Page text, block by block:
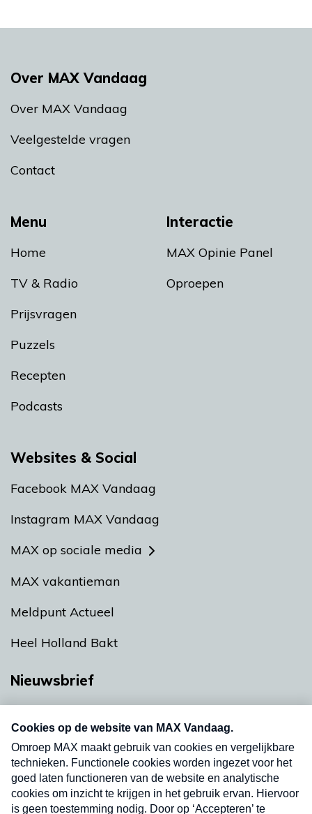
Menu
Home
TV & Radio
Prijsvragen
Puzzels
Recepten
Podcasts
Interactie
MAX Opinie Panel
Oproepen
Over MAX Vandaag
Over MAX Vandaag
Veelgestelde vragen
Contact
Websites & Social
Facebook MAX Vandaag
Instagram MAX Vandaag
MAX op sociale media
MAX vakantieman
Meldpunt Actueel
Heel Holland Bakt
Nieuwsbrief
nieuwsbrief. Elke vrijdag- en dinsdagochtend in
uw mailbox.
Verzend